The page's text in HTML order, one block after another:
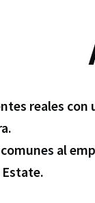
reales con
al
Estate.